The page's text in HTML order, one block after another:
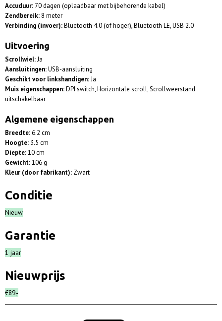
Accuduur: 70 dagen (oplaadbaar met bijbehorende kabel)
Zendbereik: 8 meter
Verbinding (invoer):Bluetooth 4.0 (of hoger), Bluetooth LE, USB 2.0
Uitvoering
Scrollwiel:Ja
Aansluitingen:USB-aansluiting
Geschikt voor linkshandigen:Ja
Muis eigenschappen:DPI switch, Horizontale scroll, Scrollweerstand
uitschakelbaar
Algemene eigenschappen
Breedte:6.2 cm
Hoogte: 3.5 cm
Diepte:10 cm
Gewicht:106 g
Kleur (door fabrikant): Zwart
Conditie
Nieuw
Garantie
1 jaar
Nieuwprijs
€89,-